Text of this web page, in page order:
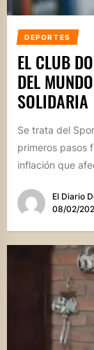
DEPORTES
EL CLUB
DEL
SOLIDARIA
Se trata del
primeros pasos
inflación que
El Diario
08/02/